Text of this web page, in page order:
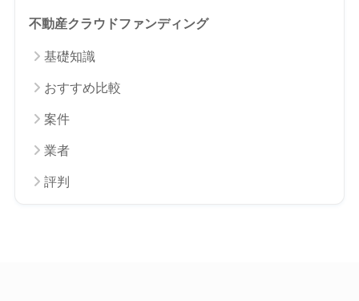
不動産クラウドファンディング
基礎知識
おすすめ比較
案件
業者
評判